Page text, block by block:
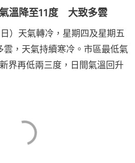
溫降至11度 大致多雲
）天氣轉冷，星期四及星期五
雲，天氣持續寒冷。市區最低氣
界再低兩三度，日間氣溫回升